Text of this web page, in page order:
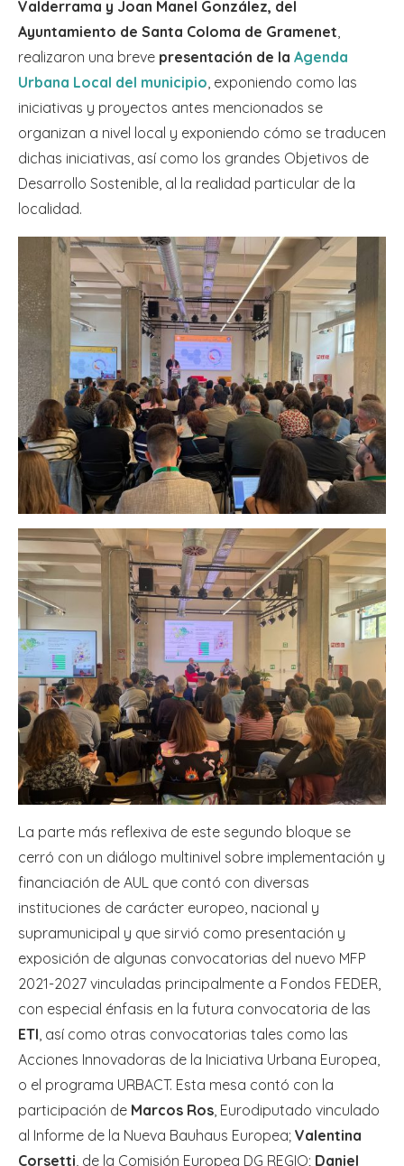
Valderrama y Joan Manel González, del
Ayuntamiento de Santa Coloma de Gramenet,
realizaron una breve presentación de la Agenda
Urbana Local del municipio, exponiendo como las
iniciativas y proyectos antes mencionados se
organizan a nivel local y exponiendo cómo se traducen
dichas iniciativas, así como los grandes Objetivos de
Desarrollo Sostenible, al la realidad particular de la
localidad.
La parte más reflexiva de este segundo bloque se
cerró con un diálogo multinivel sobre implementación y
financiación de AUL que contó con diversas
instituciones de carácter europeo, nacional y
supramunicipal y que sirvió como presentación y
exposición de algunas convocatorias del nuevo MFP
2021-2027 vinculadas principalmente a Fondos FEDER,
con especial énfasis en la futura convocatoria de las
ETI , así como otras convocatorias tales como las
Acciones Innovadoras de la Iniciativa Urbana Europea,
o el programa URBACT. Esta mesa contó con la
participación de Marcos Ros , Eurodiputado vinculado
al Informe de la Nueva Bauhaus Europea; Valentina
Corsetti , de la Comisión Europea DG REGIO; Daniel